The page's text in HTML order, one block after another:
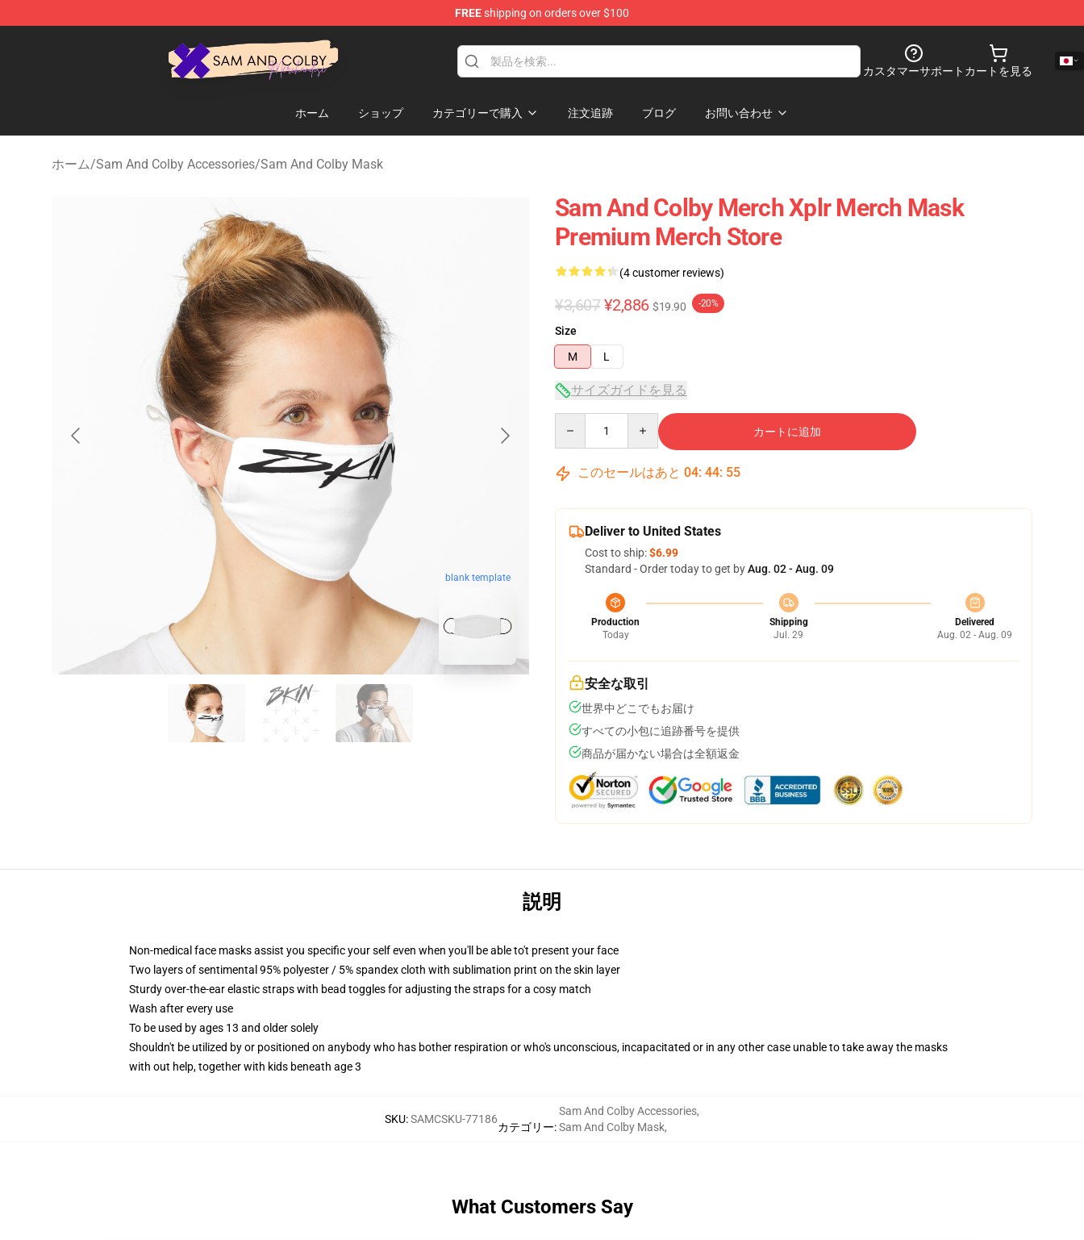
FREEshipping on orders over $100
Sam And Colby Shop - Official Sam And Colby Merchandise Store
カスタマーサポート カートを見る
ホーム ショップ カテゴリーで購入 注文追跡 ブログ お問い合わせ
ホーム/Sam And Colby Accessories/Sam And Colby Mask
blank template
Sam And Colby Merch Xplr Merch Mask
Premium Merch Store
(4 customer reviews)
¥3,607 ¥2,886 $19.90 -20%
Size
M
L
サイズガイドを見る
カートに追加
このセールはあと 04: 44: 54
Deliver to United States
Cost to ship:$6.99
Standard - Order today to get byAug. 02 - Aug. 09
Production
Today
Shipping
Jul. 29
Delivered
Aug. 02 - Aug. 09
安全な取引
世界中どこでもお届け
すべての小包に追跡番号を提供
商品が届かない場合は全額返金
説明
Non-medical face masks assist you specific your self even when you'll be able to't present your face
Two layers of sentimental 95% polyester / 5% spandex cloth with sublimation print on the skin layer
Sturdy over-the-ear elastic straps with bead toggles for adjusting the straps for a cosy match
Wash after every use
To be used by ages 13 and older solely
Shouldn't be utilized by or positioned on anybody who has bother respiration or who's unconscious, incapacitated or in any other case unable to take away the masks
with out help, together with kids beneath age 3
SKU:SAMCSKU-77186
カテゴリー:
Sam And Colby Accessories,
Sam And Colby Mask,
What Customers Say